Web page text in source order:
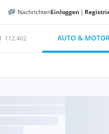
NachrichtenEinloggen |
112.402 AUTO &